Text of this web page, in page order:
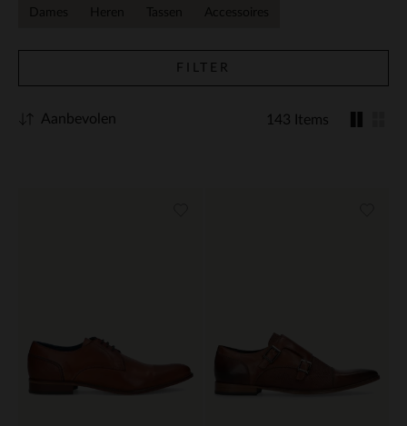
Dames Heren Tassen Accessoires
FILTER
143 Items
Aanbevolen